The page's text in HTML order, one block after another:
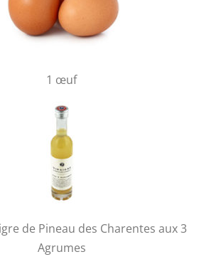
1 œuf
de Pineau des Charentes aux 3
Agrumes